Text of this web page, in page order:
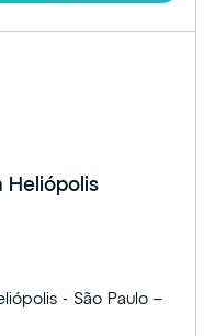
Heliópolis
- São Paulo –